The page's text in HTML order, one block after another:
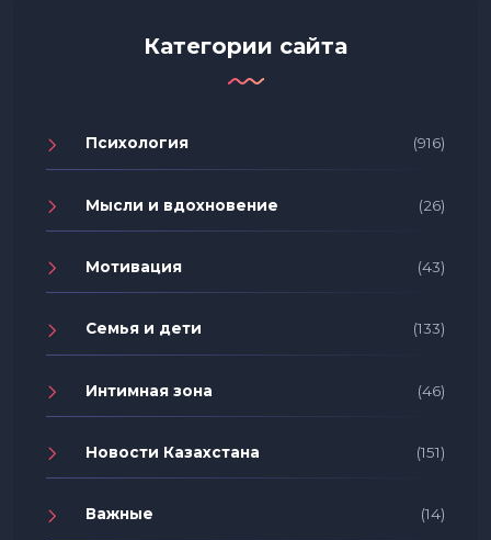
Категории сайта
Психология (916)
Мысли и вдохновение (26)
Мотивация (43)
Семья и дети (133)
Интимная зона (46)
Новости Казахстана (151)
Важные (14)